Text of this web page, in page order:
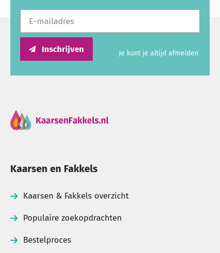
Inschrijven Je kunt je altijd afmelden
Kaarsen en Fakkels
Kaarsen & Fakkels overzicht
Populaire zoekopdrachten
Bestelproces